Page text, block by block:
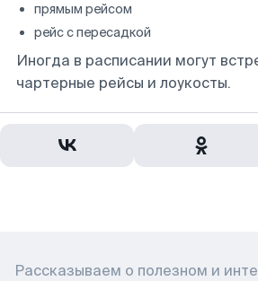
прямым рейсом
рейс с пересадкой
Иногда в расписании могут
чартерные рейсы и лоукосты.
Рассказываем о полезном и